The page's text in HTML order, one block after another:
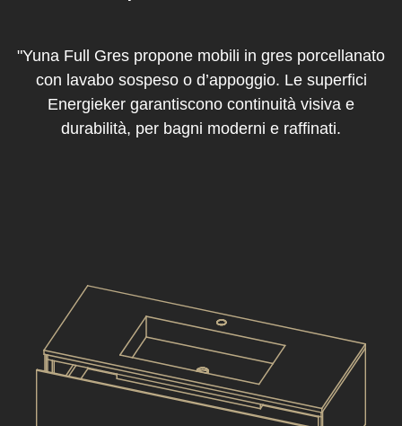
"Yuna Full Gres propone mobili in gres porcellanato
con lavabo sospeso o d’appoggio. Le superfici
Energieker garantiscono continuità visiva e
durabilità, per bagni moderni e raffinati.